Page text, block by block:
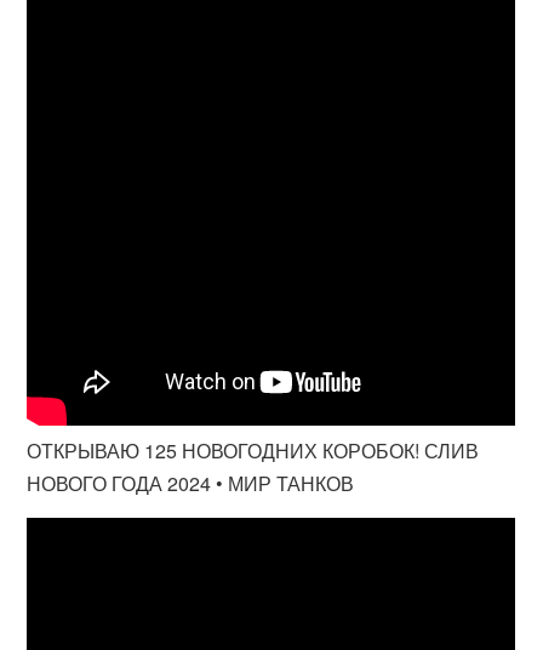
ОТКРЫВАЮ 125 НОВОГОДНИХ КОРОБОК! СЛИВ
НОВОГО ГОДА 2024 • МИР ТАНКОВ